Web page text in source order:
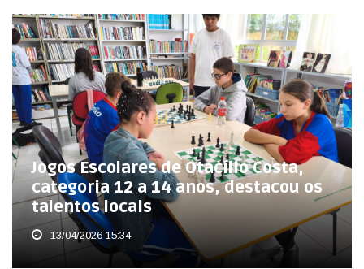
Jogos Escolares de Otacílio Costa,
categoria 12 a 14 anos, destacou os
talentos locais
13/04/2026 15:34